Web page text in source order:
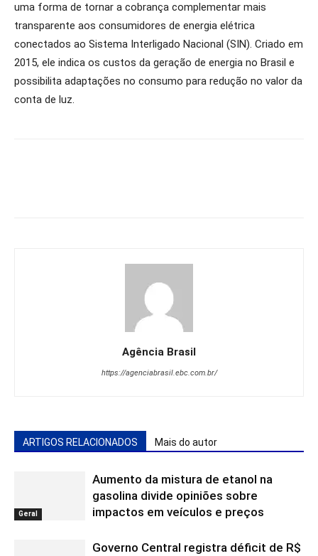
uma forma de tornar a cobrança complementar mais
transparente aos consumidores de energia elétrica
conectados ao Sistema Interligado Nacional (SIN). Criado em
2015, ele indica os custos da geração de energia no Brasil e
possibilita adaptações no consumo para redução no valor da
conta de luz.
Agência Brasil
https://agenciabrasil.ebc.com.br/
ARTIGOS RELACIONADOS Mais do autor
Geral
Aumento da mistura de etanol na
gasolina divide opiniões sobre
impactos em veículos e preços
Governo Central registra déficit de R$